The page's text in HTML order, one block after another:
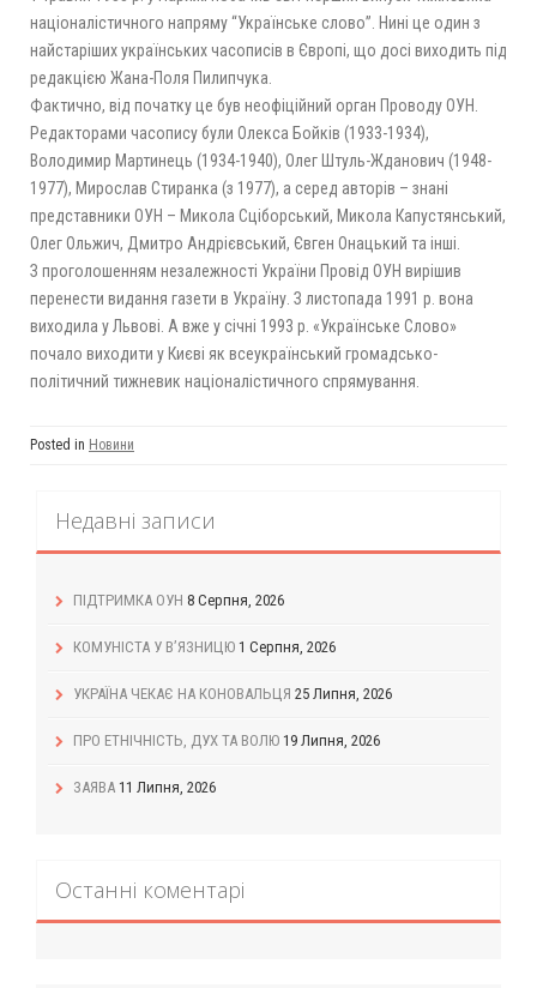
націоналістичного напряму “Українське слово”. Нині це один з
найстаріших українських часописів в Європі, що досі виходить під
редакцією Жана-Поля Пилипчука.
Фактично, від початку це був неофіційний орган Проводу ОУН.
Редакторами часопису були Олекса Бойків (1933-1934),
Володимир Мартинець (1934-1940), Олег Штуль-Жданович (1948-
1977), Мирослав Стиранка (з 1977), а серед авторів – знані
представники ОУН – Микола Сціборський, Микола Капустянський,
Олег Ольжич, Дмитро Андрієвський, Євген Онацький та інші.
З проголошенням незалежності України Провід ОУН вирішив
перенести видання газети в Україну. З листопада 1991 р. вона
виходила у Львові. А вже у січні 1993 р. «Українське Слово»
почало виходити у Києві як всеукраїнський громадсько-
політичний тижневик націоналістичного спрямування.
Posted in Новини
Недавні записи
ПІДТРИМКА ОУН 8 Серпня, 2026
КОМУНІСТА У В’ЯЗНИЦЮ 1 Серпня, 2026
УКРАЇНА ЧЕКАЄ НА КОНОВАЛЬЦЯ 25 Липня, 2026
ПРО ЕТНІЧНІСТЬ, ДУХ ТА ВОЛЮ 19 Липня, 2026
ЗАЯВА 11 Липня, 2026
Останні коментарі